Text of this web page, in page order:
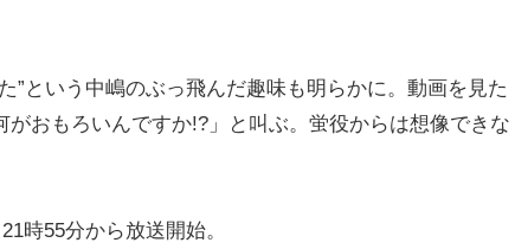
という中嶋のぶっ飛んだ趣味も明らかに。動画を見た
おもろいんですか!?」と叫ぶ。蛍役からは想像できな
時55分から放送開始。